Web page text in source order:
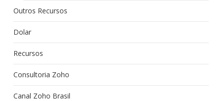
Outros Recursos
Dolar
Recursos
Consultoria Zoho
Canal Zoho Brasil